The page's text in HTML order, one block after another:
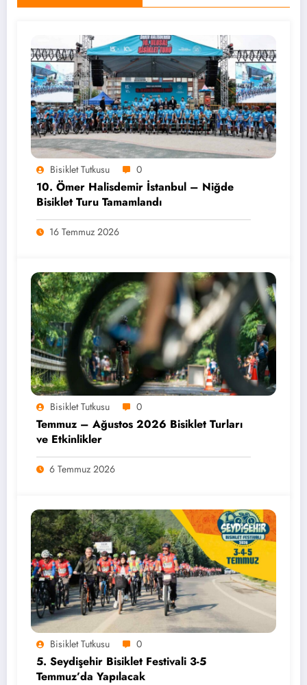
Bisiklet Tutkusu 0
10. Ömer Halisdemir İstanbul – Niğde
Bisiklet Turu Tamamlandı
16 Temmuz 2026
Bisiklet Tutkusu 0
Temmuz – Ağustos 2026 Bisiklet Turları
ve Etkinlikler
6 Temmuz 2026
Bisiklet Tutkusu 0
5. Seydişehir Bisiklet Festivali 3-5
Temmuz’da Yapılacak